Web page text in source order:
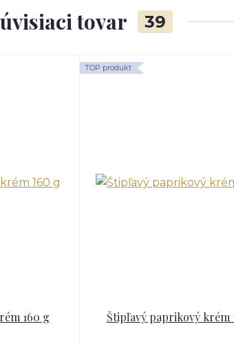
tovar 39
160 g
TOP produkt
Štipľavý paprikový krém